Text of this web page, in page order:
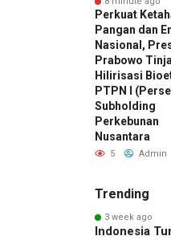
Perkuat
Pangan dan
Nasional,
Prabowo
Hilirisasi
PTPN I
Subholding
Perkebunan
Nusantara
5 Admin
Trending
3 week ago
Indonesia